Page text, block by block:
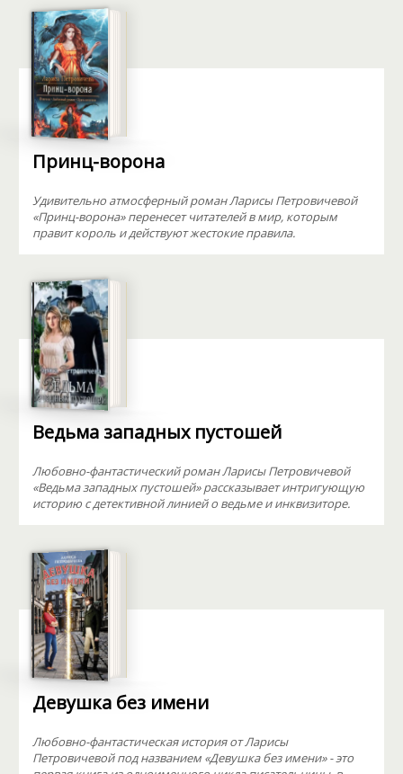
Принц-ворона
Удивительно атмосферный роман Ларисы Петровичевой
«Принц-ворона» перенесет читателей в мир, которым
правит король и действуют жестокие правила.
Ведьма западных пустошей
Любовно-фантастический роман Ларисы Петровичевой
«Ведьма западных пустошей» рассказывает интригующую
историю с детективной линией о ведьме и инквизиторе.
Девушка без имени
Любовно-фантастическая история от Ларисы
Петровичевой под названием «Девушка без имени» - это